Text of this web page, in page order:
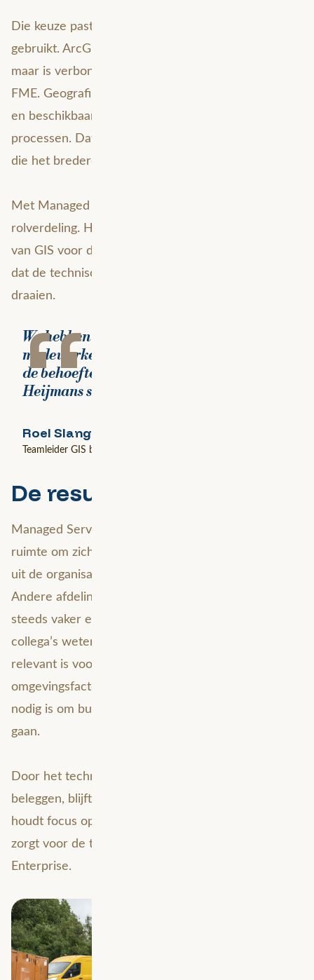
Die keuze past bij de manier waarop Heijmans GIS
gebruikt. ArcGIS Enterprise staat niet op zichzelf,
maar is verbonden met andere systemen, zoals
FME. Geografische data wordt beheerd, verwerkt
en beschikbaar gemaakt voor projecten en
processen. Dat vraagt om beheer door specialisten
die het bredere GIS-ecosysteem begrijpen.
Met Managed Services ontstaat er een duidelijke
rolverdeling. Heijmans houdt focus op de waarde
van GIS voor de organisatie. Avineon Tensing zorgt
dat de technische omgeving betrouwbaar blijft
draaien.
“
We hebben het team dit jaar met vier
medewerkers uitgebreid. Dit komt omdat
de behoefte aan GIS-oplossingen binnen
Heijmans snel toeneemt.
Roel Slangen
Teamleider GIS bij Heijmans
De resultaten
Managed Services geeft het GIS-team van Heijmans
ruimte om zich te richten op de inhoudelijke vragen
uit de organisatie. De adoptie van GIS groeit door.
Andere afdelingen en bedrijfsonderdelen doen
steeds vaker een beroep op het GIS-team. Zo willen
collega’s weten welke geografische informatie
relevant is voor een project: van assets en
omgevingsfactoren tot veiligheidszones en data die
nodig is om buiten goed voorbereid aan de slag te
gaan.
Door het technisch beheer bij Avineon Tensing te
beleggen, blijft die groei beheersbaar. Het GIS-team
houdt focus op de business en Avineon Tensing
zorgt voor de technische basis onder ArcGIS
Enterprise.